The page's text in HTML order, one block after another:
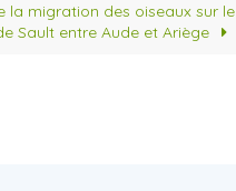
la migration des oiseaux sur le
Sault entre Aude et Ariège